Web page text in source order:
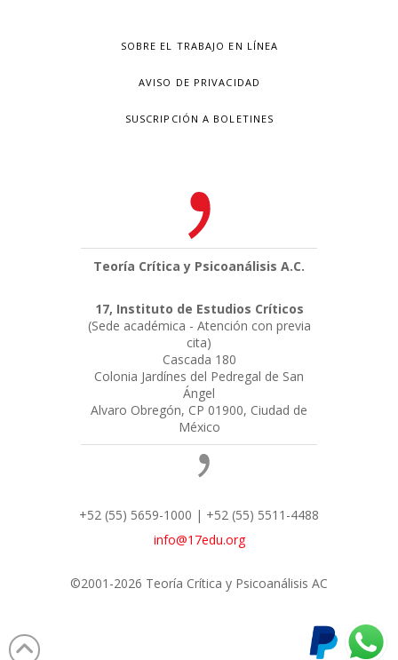
SOBRE EL TRABAJO EN LÍNEA
AVISO DE PRIVACIDAD
SUSCRIPCIÓN A BOLETINES
Teoría Crítica y Psicoanálisis A.C.
17, Instituto de Estudios Críticos
(Sede académica - Atención con previa
cita)
Cascada 180
Colonia Jardínes del Pedregal de San
Ángel
Alvaro Obregón, CP 01900, Ciudad de
México
+52 (55) 5659-1000 | +52 (55) 5511-4488
info@17edu.org
©2001-2026 Teoría Crítica y Psicoanálisis AC